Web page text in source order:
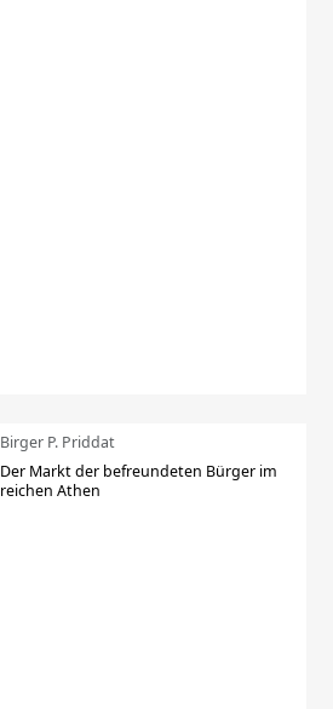
Birger P. Priddat
Der Markt der befreundeten Bürger im
reichen Athen